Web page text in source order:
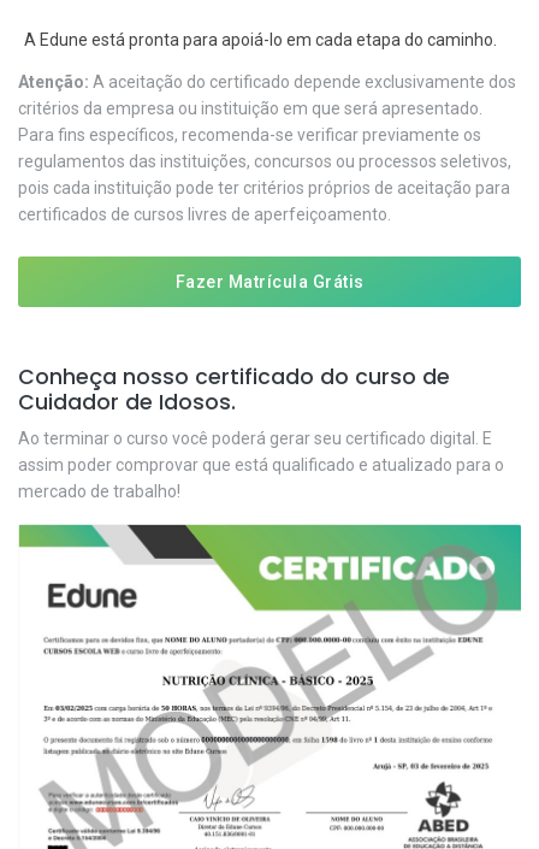
A Edune está pronta para apoiá-lo em cada etapa do caminho.
Atenção: A aceitação do certificado depende exclusivamente dos
critérios da empresa ou instituição em que será apresentado.
Para fins específicos, recomenda-se verificar previamente os
regulamentos das instituições, concursos ou processos seletivos,
pois cada instituição pode ter critérios próprios de aceitação para
certificados de cursos livres de aperfeiçoamento.
Fazer Matrícula Grátis
Conheça nosso certificado do curso de
Cuidador de Idosos.
Ao terminar o curso você poderá gerar seu certificado digital. E
assim poder comprovar que está qualificado e atualizado para o
mercado de trabalho!